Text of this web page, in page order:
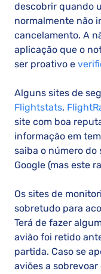
descobrir quando
normalmente não
cancelamento. A
aplicação que o
ser proativo e
Alguns sites de
Flightstats,
site com boa
informação em
saiba o número do
Google (mas este
Os sites de
sobretudo para
Terá de fazer
avião foi retido
partida. Caso se
aviões a